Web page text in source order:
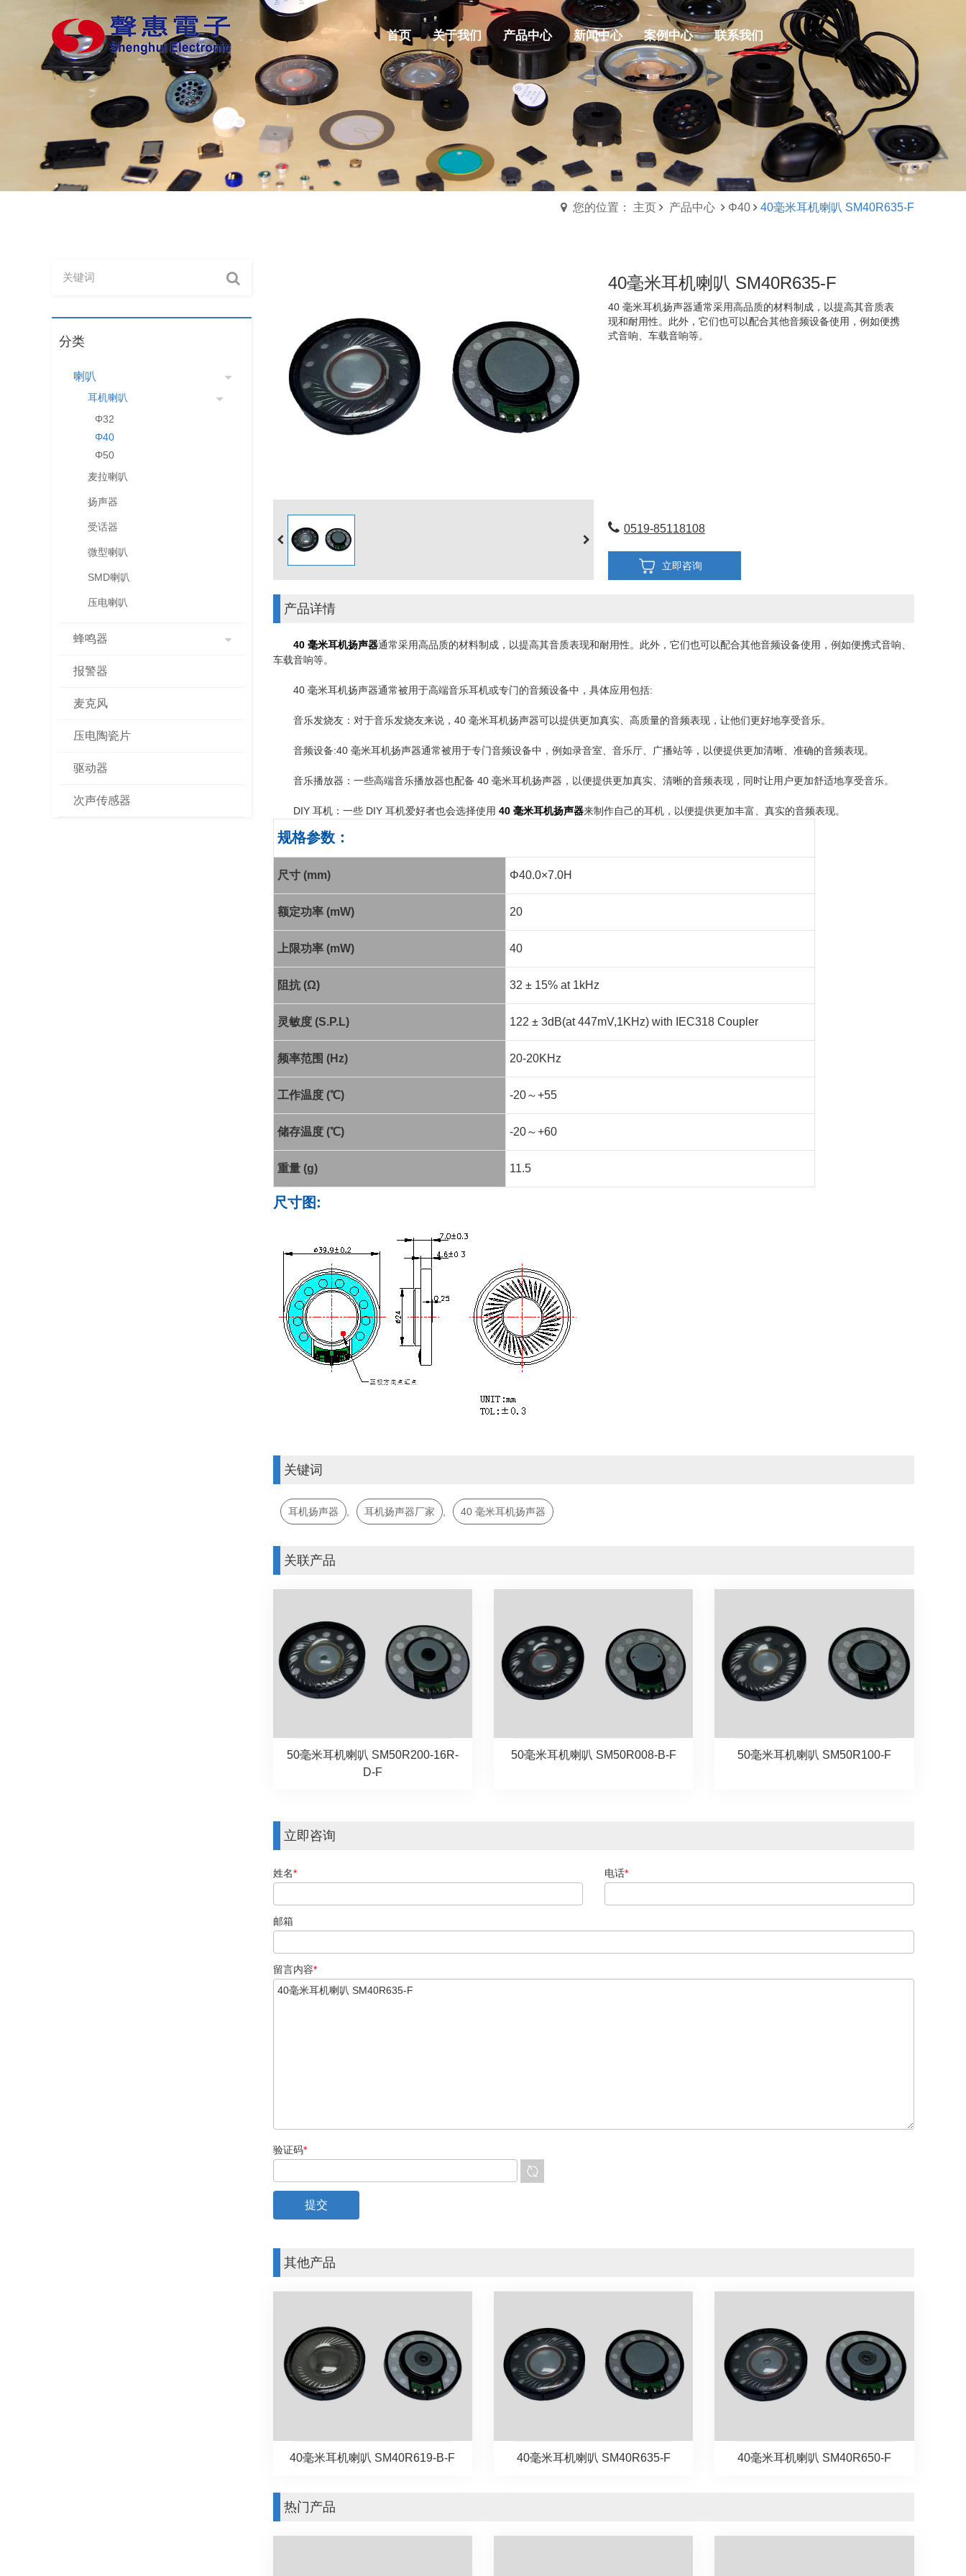
首页 关于我们 产品中心 新闻中心 案例中心 联系我们
您的位置： 主页 产品中心 Φ40 40毫米耳机喇叭 SM40R635-F
分类
喇叭
耳机喇叭
Φ32
Φ40
Φ50
麦拉喇叭
扬声器
受话器
微型喇叭
SMD喇叭
压电喇叭
蜂鸣器
报警器
麦克风
压电陶瓷片
驱动器
次声传感器
40毫米耳机喇叭 SM40R635-F
40 毫米耳机扬声器通常采用高品质的材料制成，以提高其音质表
现和耐用性。此外，它们也可以配合其他音频设备使用，例如便携
式音响、车载音响等。
0519-85118108
立即咨询
产品详情
40 毫米耳机扬声器通常采用高品质的材料制成，以提高其音质表现和耐用性。此外，它们也可以配合其他音频设备使用，例如便携式音响、
车载音响等。
40 毫米耳机扬声器通常被用于高端音乐耳机或专门的音频设备中，具体应用包括:
音乐发烧友：对于音乐发烧友来说，40 毫米耳机扬声器可以提供更加真实、高质量的音频表现，让他们更好地享受音乐。
音频设备:40 毫米耳机扬声器通常被用于专门音频设备中，例如录音室、音乐厅、广播站等，以便提供更加清晰、准确的音频表现。
音乐播放器：一些高端音乐播放器也配备 40 毫米耳机扬声器，以便提供更加真实、清晰的音频表现，同时让用户更加舒适地享受音乐。
DIY 耳机：一些 DIY 耳机爱好者也会选择使用 40 毫米耳机扬声器来制作自己的耳机，以便提供更加丰富、真实的音频表现。
规格参数：
尺寸 (mm) Φ40.0×7.0H
额定功率 (mW) 20
上限功率 (mW) 40
阻抗 (Ω) 32 ± 15% at 1kHz
灵敏度 (S.P.L) 122 ± 3dB(at 447mV,1KHz) with IEC318 Coupler
频率范围 (Hz) 20-20KHz
工作温度 (℃) -20～+55
储存温度 (℃) -20～+60
重量 (g) 11.5
尺寸图:
关键词
耳机扬声器 , 耳机扬声器厂家 , 40 毫米耳机扬声器
关联产品
50毫米耳机喇叭 SM50R200-16R-
D-F
50毫米耳机喇叭 SM50R008-B-F 50毫米耳机喇叭 SM50R100-F
立即咨询
姓名* 电话*
邮箱
留言内容*
验证码*
其他产品
40毫米耳机喇叭 SM40R619-B-F 40毫米耳机喇叭 SM40R635-F 40毫米耳机喇叭 SM40R650-F
热门产品